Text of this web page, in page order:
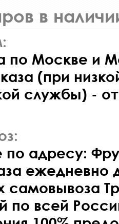
в
по Москве и
(при
службы) -
по адресу:
ежедневно
самовывоза
по всей